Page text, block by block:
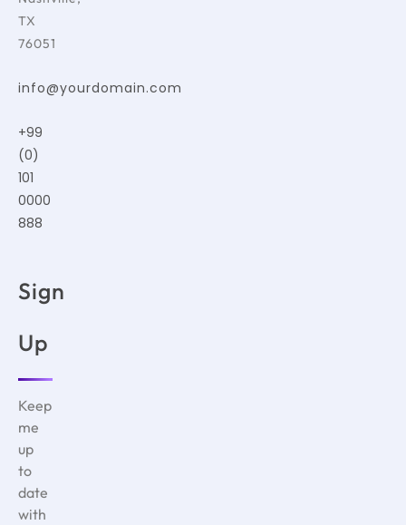
TX
76051
info@yourdomain.com
+99
(0)
101
0000
888
Sign
Up
Keep
me
up
to
date
with